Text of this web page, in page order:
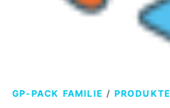
GP-PACK FAMILIE / PRODUKTE